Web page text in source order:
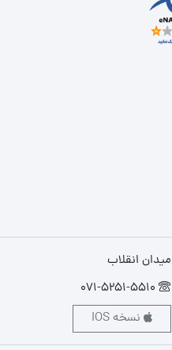
انقلاب
071-5251-5510
نسخه IOS